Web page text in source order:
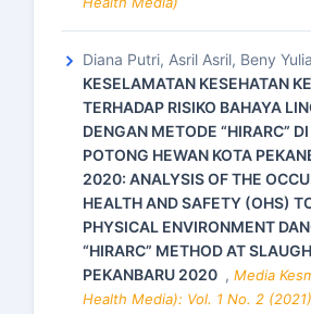
Diana Putri, Asril Asril, Beny
KESELAMATAN KESEHATAN
TERHADAP RISIKO BAHAYA
DENGAN METODE “HIRARC”
POTONG HEWAN KOTA
2020: ANALYSIS OF THE
HEALTH AND SAFETY (OHS)
PHYSICAL ENVIRONMENT
“HIRARC” METHOD AT
PEKANBARU 2020 , Media
Health Media): Vol. 1 No. 2